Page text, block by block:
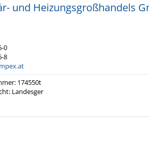
und Hei­zungs­groß­han­dels
0
8
174550t
Lan­des­ger